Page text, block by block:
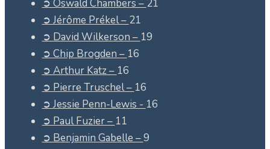
➲ Oswald Chambers – 21
➲ Jérôme Prékel – 21
➲ David Wilkerson – 19
➲ Chip Brogden – 16
➲ Arthur Katz – 16
➲ Pierre Truschel – 16
➲ Jessie Penn-Lewis - 16
➲ Paul Fuzier – 11
➲ Benjamin Gabelle –9